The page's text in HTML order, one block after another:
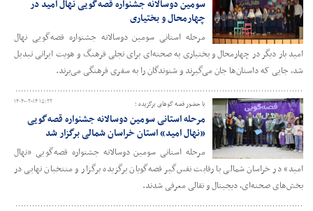
سومین دوسالانه جشنواره قصه‌گویی نهال امید در
چهارمحال و بختیاری
مرحله استانی سومین دوسالانه جشنواره قصه‌گویی نهال
امید بار دیگر در چهارمحال و بختیاری به صحنه‌ای برای تجلی فرهنگ و هویت ایرانی تبدیل
شد، جایی که داستان‌ها جان می‌گیرند و شنوندگان را به سفری فرهنگی می‌برند.
۱۴۰۴-۰۲-۱۴ ۱۵:۲۲ با حضور قصه‌ گوهای برگزیده ؛
مرحله استانی سومین دوسالانه جشنواره قصه‌گویی
«نهال امید» استان خراسان شمالی برگزار شد
مرحله استانی سومین دوسالانه جشنواره قصه‌گویی «نهال
امید» در خراسان شمالی با رقابت نفس‌گیر قصه‌گویان برگزیده برگزار و منتخبان نهایی در
بخش‌های صحنه‌ای، دیجیتال و نقالی معرفی شدند.